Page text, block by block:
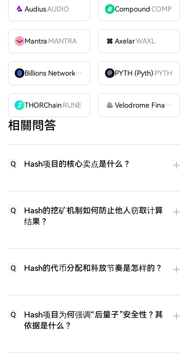
AudiusAUDIO CompoundCOMP
Mantra MANTRA AxelarWAXL
Billions Network
BILL PYTH (Pyth) PYTH
THORChainRUNE Velodrome Finance
相關問答
Q Hash项目的核心卖点是什么？
Q
Hash的挖矿机制如何防止他人窃取计算
结果？
Q Hash的代币分配和释放节奏是怎样的？
Q
Hash项目为何强调“后量子”安全性？其
依据是什么？